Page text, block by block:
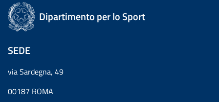
Dipartimento per lo Sport
SEDE
via Sardegna, 49
00187 ROMA